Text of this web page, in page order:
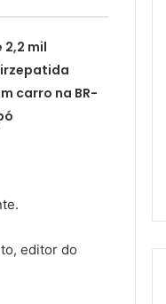
2,2 mil
carro na BR-
editor do